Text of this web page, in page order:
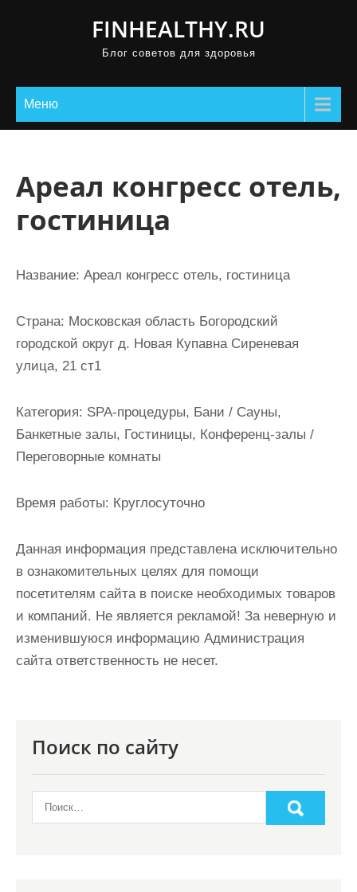
FINHEALTHY.RU
Блог советов для здоровья
Меню
Ареал конгресс отель,
гостиница
Название: Ареал конгресс отель, гостиница
Страна: Московская область Богородский
городской округ д. Новая Купавна Сиреневая
улица, 21 ст1
Категория: SPA-процедуры, Бани / Сауны,
Банкетные залы, Гостиницы, Конференц-залы /
Переговорные комнаты
Время работы: Круглосуточно
Данная информация представлена исключительно
в ознакомительных целях для помощи
посетителям сайта в поиске необходимых товаров
и компаний. Не является рекламой! За неверную и
изменившуюся информацию Администрация
сайта ответственность не несет.
Поиск по сайту